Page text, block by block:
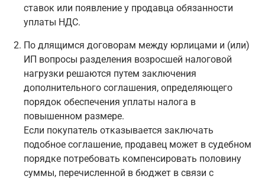
ставок или появление у продавца обязанности
уплаты НДС.
По длящимся договорам между юрлицами и (или)
ИП вопросы разделения возросшей налоговой
нагрузки решаются путем заключения
дополнительного соглашения, определяющего
порядок обеспечения уплаты налога в
повышенном размере.
Если покупатель отказывается заключать
подобное соглашение, продавец может в судебном
порядке потребовать компенсировать половину
суммы, перечисленной в бюджет в связи с